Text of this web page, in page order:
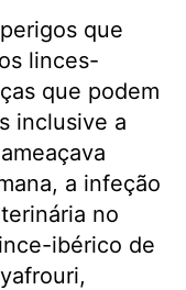
que
linces-
que podem
inclusive a
a infeção
no
ibérico de